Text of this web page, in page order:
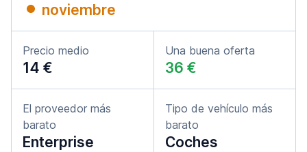
noviembre
Precio medio
14 €
Una buena oferta
36 €
El proveedor más
barato
Enterprise
Tipo de vehículo más
barato
Coches